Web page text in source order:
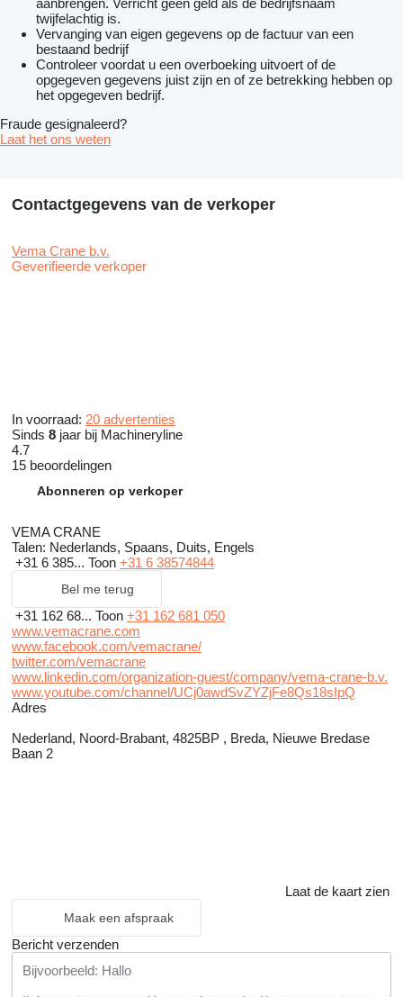
aanbrengen. Verricht geen geld als de bedrijfsnaam
twijfelachtig is.
Vervanging van eigen gegevens op de factuur van een
bestaand bedrijf
Controleer voordat u een overboeking uitvoert of de
opgegeven gegevens juist zijn en of ze betrekking hebben op
het opgegeven bedrijf.
Fraude gesignaleerd?
Laat het ons weten
Contactgegevens van de verkoper
Vema Crane b.v.
Geverifieerde verkoper
In voorraad: 20 advertenties
Sinds 8 jaar bij Machineryline
4.7
15 beoordelingen
Abonneren op verkoper
VEMA CRANE
Talen: Nederlands, Spaans, Duits, Engels
+31 6 385... Toon +31 6 38574844
Bel me terug
+31 162 68... Toon +31 162 681 050
www.vemacrane.com
www.facebook.com/vemacrane/
twitter.com/vemacrane
www.linkedin.com/organization-guest/company/vema-crane-b.v.
www.youtube.com/channel/UCj0awdSvZYZjFe8Qs18sIpQ
Adres
Nederland, Noord-Brabant, 4825BP , Breda, Nieuwe Bredase
Baan 2
Laat de kaart zien
Maak een afspraak
Bericht verzenden